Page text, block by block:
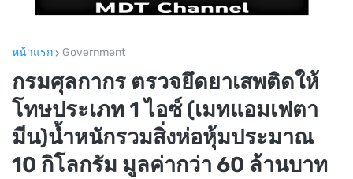
หน้าแรก Government
กรมศุลกากร ตรวจยึดยาเสพติดให้
โทษประเภท 1 ไอซ์ (เมทแอมเฟตา
มีน)น้ำหนักรวมสิ่งห่อหุ้มประมาณ
10 กิโลกรัม มูลค่ากว่า 60 ล้านบาท